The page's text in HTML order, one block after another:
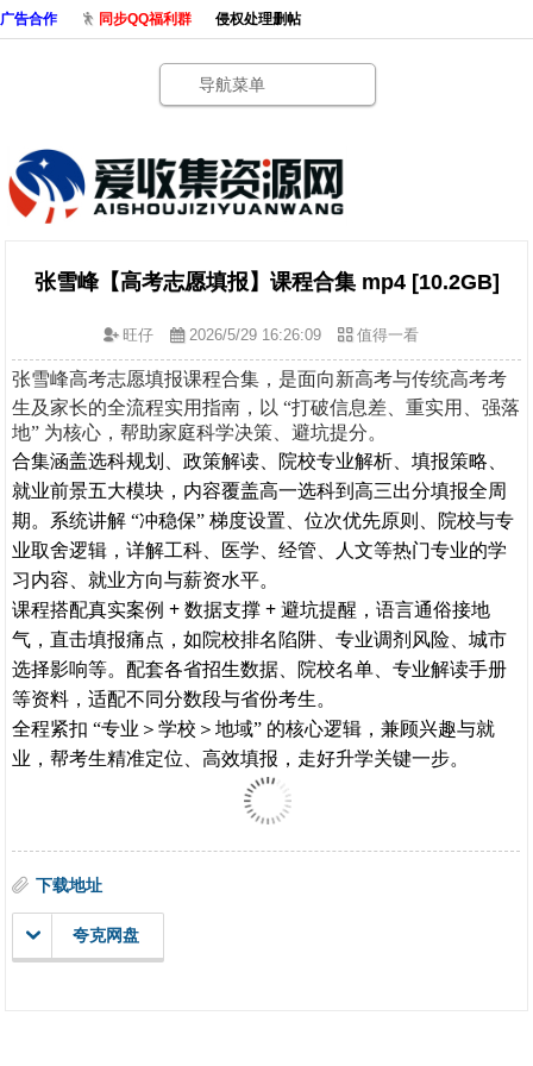
广告合作 同步QQ福利群 侵权处理删帖
导航菜单
张雪峰【高考志愿填报】课程合集 mp4 [10.2GB]
旺仔 2026/5/29 16:26:09 值得一看
张雪峰高考志愿填报课程合集，是面向新高考与传统高考考
生及家长的全流程实用指南 ，以 “打破信息差、重实用、强落
地” 为核心，帮助家庭科学决策、避坑提分。
合集涵盖选科规划、政策解读、院校专业解析、填报策略、
就业前景五大模块，内容覆盖高一选科到高三出分填报全周
期。系统讲解 “冲稳保” 梯度设置、位次优先原则、院校与专
业取舍逻辑，详解工科、医学、经管、人文等热门专业的学
习内容、就业方向与薪资水平。
课程搭配真实案例 + 数据支撑 + 避坑提醒 ，语言通俗接地
气，直击填报痛点，如院校排名陷阱、专业调剂风险、城市
选择影响等。配套各省招生数据、院校名单、专业解读手册
等资料，适配不同分数段与省份考生。
全程紧扣 “专业＞学校＞地域” 的核心逻辑，兼顾兴趣与就
业，帮考生精准定位、高效填报，走好升学关键一步。
下载地址
夸克网盘